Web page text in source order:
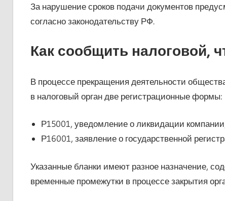
За нарушение сроков подачи документов
согласно законодательству РФ.
Как сообщить налоговой,
В процессе прекращения деятельности
в налоговый орган две регистрационные формы:
Р15001, уведомление о ликвидации
Р16001, заявление о государственной
Указанные бланки имеют разное назначение,
временные промежутки в процессе закрытия